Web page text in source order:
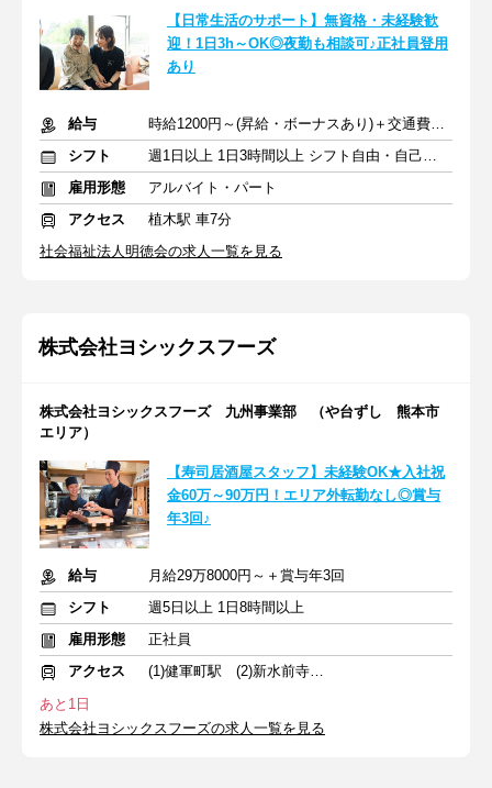
【日常生活のサポート】無資格・未経験歓
迎！1日3h～OK◎夜勤も相談可♪正社員登用
あり
給与
時給1200円～(昇給・ボーナスあり)＋交通費別途一部支給
シフト
週1日以上 1日3時間以上 シフト自由・自己申告
雇用形態
アルバイト・パート
アクセス
植木駅 車7分
社会福祉法人明徳会の求人一覧を見る
株式会社ヨシックスフーズ
株式会社ヨシックスフーズ 九州事業部 （や台ずし 熊本市
エリア）
【寿司居酒屋スタッフ】未経験OK★入社祝
金60万～90万円！エリア外転勤なし◎賞与
年3回♪
給与
月給29万8000円～＋賞与年3回
シフト
週5日以上 1日8時間以上
雇用形態
正社員
アクセス
(1)健軍町駅 (2)新水前寺駅 (3)辛島町駅
あと1日
株式会社ヨシックスフーズの求人一覧を見る